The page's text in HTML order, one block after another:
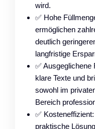
wird.
✅ Hohe
ermöglichen
deutlich
langfristige
✅ Ausgeglichene
klare Texte und
sowohl im
Bereich
✅
praktische